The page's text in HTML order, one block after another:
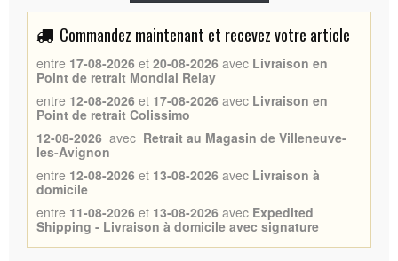
Commandez maintenant et recevez votre article
entre 17-08-2026 et 20-08-2026 avec Livraison en
Point de retrait Mondial Relay
entre 12-08-2026 et 17-08-2026 avec Livraison en
Point de retrait Colissimo
12-08-2026 avec Retrait au Magasin de Villeneuve-
les-Avignon
entre 12-08-2026 et 13-08-2026 avec Livraison à
domicile
entre 11-08-2026 et 13-08-2026 avec Expedited
Shipping - Livraison à domicile avec signature